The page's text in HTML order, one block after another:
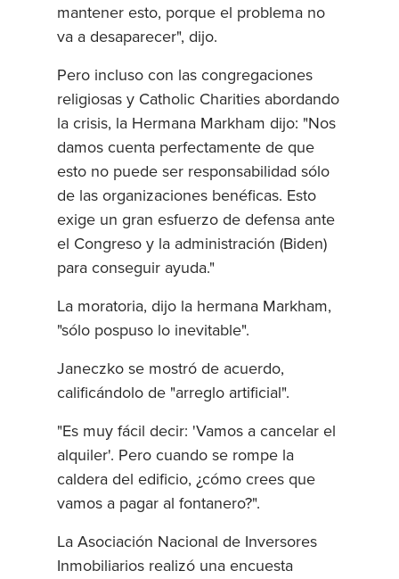
mantener esto, porque el problema no
va a desaparecer", dijo.
Pero incluso con las congregaciones
religiosas y Catholic Charities abordando
la crisis, la Hermana Markham dijo: "Nos
damos cuenta perfectamente de que
esto no puede ser responsabilidad sólo
de las organizaciones benéficas. Esto
exige un gran esfuerzo de defensa ante
el Congreso y la administración (Biden)
para conseguir ayuda."
La moratoria, dijo la hermana Markham,
"sólo pospuso lo inevitable".
Janeczko se mostró de acuerdo,
calificándolo de "arreglo artificial".
"Es muy fácil decir: 'Vamos a cancelar el
alquiler'. Pero cuando se rompe la
caldera del edificio, ¿cómo crees que
vamos a pagar al fontanero?".
La Asociación Nacional de Inversores
Inmobiliarios realizó una encuesta